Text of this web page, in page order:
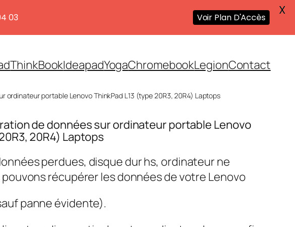
ThinkBookIdeapadYogaChromebookLegionContact
ordinateur portable Lenovo ThinkPad L13 (type 20R3, 20R4) Laptops
de données sur ordinateur portable Lenovo
20R4) Laptops
perdues, disque dur hs, ordinateur ne
pouvons récupérer les données de votre Lenovo
panne évidente).
03 Voir Plan D'Accès X